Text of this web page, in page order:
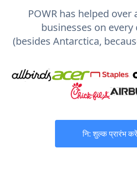
POWR has helped
businesses on
(besides Antarctica,
नि: शुल्क प्रारंभ करें